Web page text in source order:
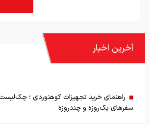
آخرین اخبار
راهنمای خرید تجهیزات کوهنوردی ؛
سفرهای یک‌روزه و چندروزه